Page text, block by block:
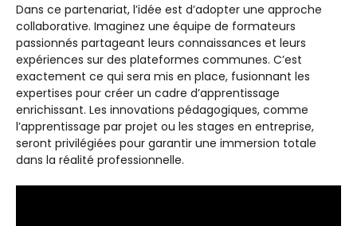
Dans ce partenariat, l’idée est d’adopter une approche
collaborative. Imaginez une équipe de formateurs
passionnés partageant leurs connaissances et leurs
expériences sur des plateformes communes. C’est
exactement ce qui sera mis en place, fusionnant les
expertises pour créer un cadre d’apprentissage
enrichissant. Les innovations pédagogiques, comme
l’apprentissage par projet ou les stages en entreprise,
seront privilégiées pour garantir une immersion totale
dans la réalité professionnelle.